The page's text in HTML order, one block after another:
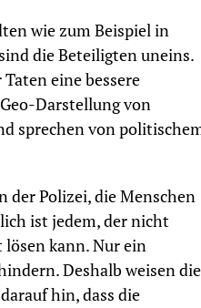
wie zum Beispiel in
die Beteiligten uneins.
eine bessere
Darstellung von
sprechen von
der Polizei, die Menschen
ist jedem, der nicht
lösen kann. Nur ein
Deshalb weisen die
hin, dass die